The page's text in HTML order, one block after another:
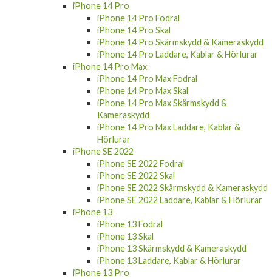
iPhone 14 Pro
iPhone 14 Pro Fodral
iPhone 14 Pro Skal
iPhone 14 Pro Skärmskydd & Kameraskydd
iPhone 14 Pro Laddare, Kablar & Hörlurar
iPhone 14 Pro Max
iPhone 14 Pro Max Fodral
iPhone 14 Pro Max Skal
iPhone 14 Pro Max Skärmskydd &
Kameraskydd
iPhone 14 Pro Max Laddare, Kablar &
Hörlurar
iPhone SE 2022
iPhone SE 2022 Fodral
iPhone SE 2022 Skal
iPhone SE 2022 Skärmskydd & Kameraskydd
iPhone SE 2022 Laddare, Kablar & Hörlurar
iPhone 13
iPhone 13 Fodral
iPhone 13 Skal
iPhone 13 Skärmskydd & Kameraskydd
iPhone 13 Laddare, Kablar & Hörlurar
iPhone 13 Pro